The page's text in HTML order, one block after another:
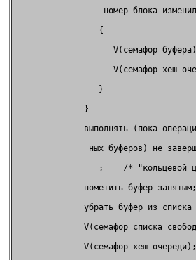
выполнять (пока
ных буферов)
;    /*
убрать буфер из
V(семафор